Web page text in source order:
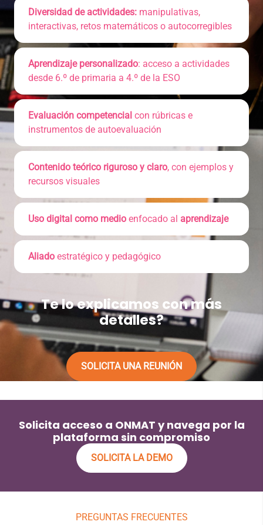
Diversidad de actividades: manipulativas,
interactivas, retos matemáticos o autocorregibles
Aprendizaje personalizado: acceso a actividades
desde 6.º de primaria a 4.º de la ESO
Evaluación competencial con rúbricas e
instrumentos de autoevaluación
Contenido teórico riguroso y claro, con ejemplos y
recursos visuales
Uso digital como medio enfocado al aprendizaje
Aliado estratégico y pedagógico
Te lo explicamos con más
detalles?
SOLICITA UNA REUNIÓN
Solicita acceso a ONMAT y navega por la
plataforma sin compromiso
SOLICITA LA DEMO
PREGUNTAS FRECUENTES